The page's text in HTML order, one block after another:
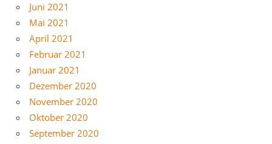
Juni 2021
Mai 2021
April 2021
Februar 2021
Januar 2021
Dezember 2020
November 2020
Oktober 2020
September 2020